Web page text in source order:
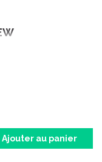
de 16 000
des objectifs
c’ est
qui apportent des
Ajouter au panier